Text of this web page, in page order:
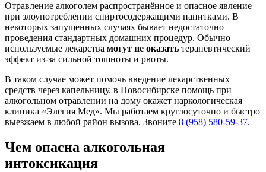
Отравление алкоголем распространённое и опасное явление
при злоупотреблении спиртосодержащими напитками. В
некоторых запущенных случаях бывает недостаточно
проведения стандартных домашних процедур. Обычно
используемые лекарства могут не оказать терапевтический
эффект из-за сильной тошноты и рвоты.
В таком случае может помочь введение лекарственных
средств через капельницу. в Новосибирске помощь при
алкогольном отравлении на дому окажет наркологическая
клиника «Элегия Мед». Мы работаем круглосуточно и быстро
выезжаем в любой район вызова. Звоните 8 (958) 580-59-37.
Чем опасна алкогольная
интоксикация